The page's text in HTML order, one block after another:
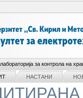
за контрола на
НАСТАНИ